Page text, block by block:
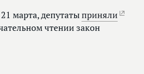
марта, депутатыприняли
чтении закон